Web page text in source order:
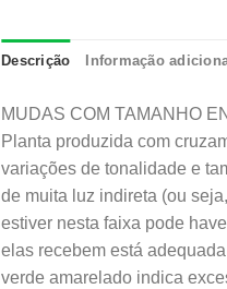
Descrição Informação
MUDAS COM TAMANHO
Planta produzida com
variações de tonalidade e
de muita luz indireta (ou
estiver nesta faixa pode
elas recebem está
verde amarelado indica